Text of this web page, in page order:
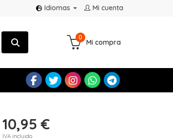
Mi cuenta
Idiomas
Mi compra
0
10,95 €
IVA incluido